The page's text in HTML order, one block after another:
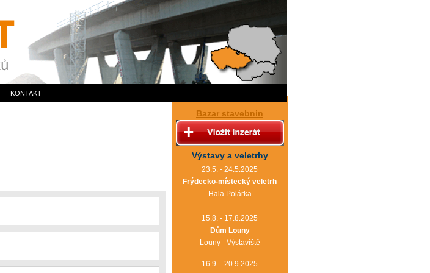
Bazar stavebnin
Výstavy a veletrhy
23.5. - 24.5.2025
Frýdecko-místecký veletrh
Hala Polárka
15.8. - 17.8.2025
Dům Louny
Louny - Výstaviště
16.9. - 20.9.2025
KONTAKT